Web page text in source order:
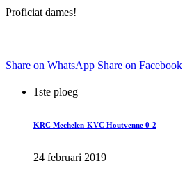
Proficiat dames!
Share on WhatsApp Share on Facebook
1ste ploeg
KRC Mechelen-KVC Houtvenne 0-2
24 februari 2019